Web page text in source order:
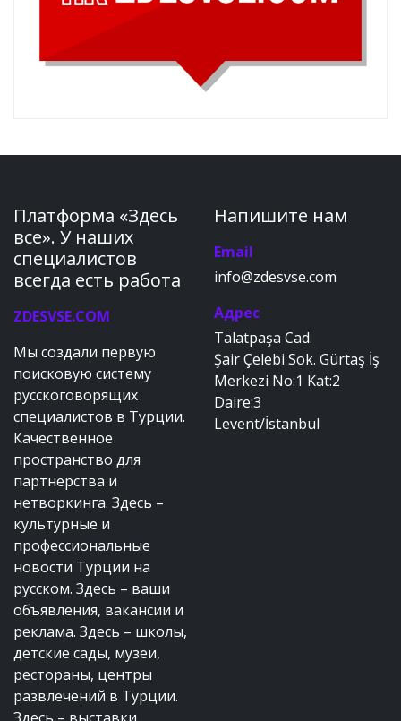
Платформа «Здесь
все». У наших
специалистов
всегда есть работа
ZDESVSE.COM
Мы создали первую
поисковую систему
русскоговорящих
специалистов в Турции.
Качественное
пространство для
партнерства и
нетворкинга. Здесь –
культурные и
профессиональные
новости Турции на
русском. Здесь – ваши
объявления, вакансии и
реклама. Здесь – школы,
детские сады, музеи,
рестораны, центры
развлечений в Турции.
Напишите нам
Email
info@zdesvse.com
Адрес
Talatpaşa Cad.
Şair Çelebi Sok. Gürtaş İş
Merkezi No:1 Kat:2
Daire:3
Levent/İstanbul